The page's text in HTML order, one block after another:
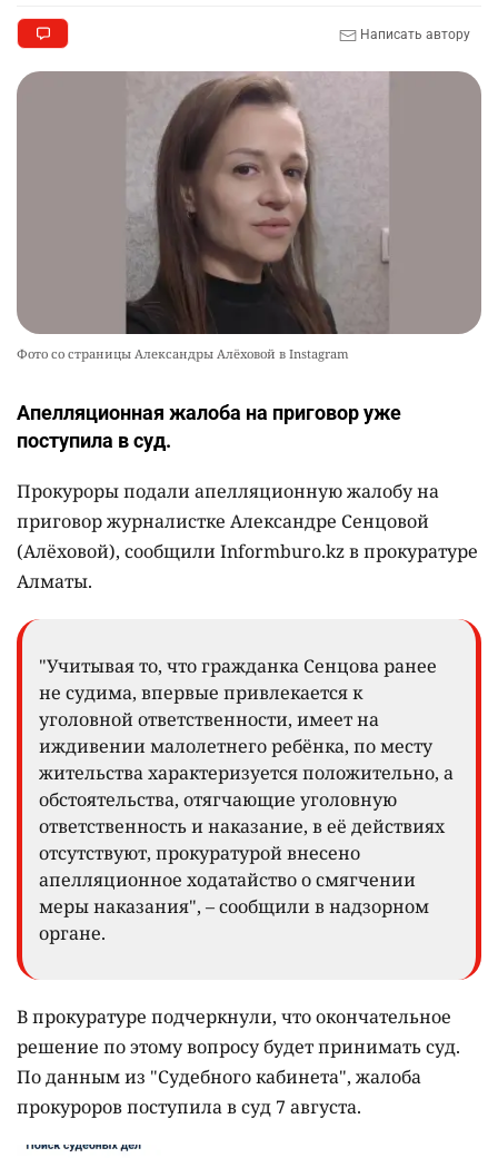
Написать автору
Фото со страницы Александры Алёховой в Instagram
Апелляционная жалоба на приговор уже
поступила в суд.
Прокуроры подали апелляционную жалобу на
приговор журналистке Александре Сенцовой
(Алёховой), сообщили Informburo.kz в прокуратуре
Алматы.
"Учитывая то, что гражданка Сенцова ранее
не судима, впервые привлекается к
уголовной ответственности, имеет на
иждивении малолетнего ребёнка, по месту
жительства характеризуется положительно, а
обстоятельства, отягчающие уголовную
ответственность и наказание, в её действиях
отсутствуют, прокуратурой внесено
апелляционное ходатайство о смягчении
меры наказания", – сообщили в надзорном
органе.
В прокуратуре подчеркнули, что окончательное
решение по этому вопросу будет принимать суд.
По данным из "Судебного кабинета", жалоба
прокуроров поступила в суд 7 августа.